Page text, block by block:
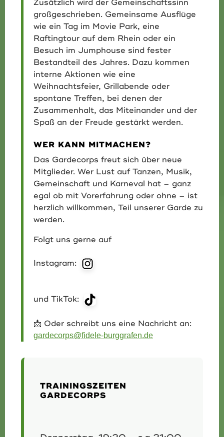
Zusätzlich wird der Gemeinschaftssinn
großgeschrieben. Gemeinsame Ausflüge
wie ein Tag im Movie Park, eine
Raftingtour auf dem Rhein oder ein
Besuch im Jumphouse sind fester
Bestandteil des Jahres. Dazu kommen
interne Aktionen wie eine
Weihnachtsfeier, Grillabende oder
spontane Treffen, bei denen der
Zusammenhalt, das Miteinander und der
Spaß an der Freude gestärkt werden.
WER KANN MITMACHEN?
Das Gardecorps freut sich über neue
Mitglieder. Wer Lust auf Tanzen, Musik,
Gemeinschaft und Karneval hat – ganz
egal ob mit Vorerfahrung oder ohne – ist
herzlich willkommen, Teil unserer Garde zu
werden.
Folgt uns gerne auf
Instagram:
und TikTok:
📩 Oder schreibt uns eine Nachricht an:
gardecorps@fidele-burggrafen.de
TRAININGSZEITEN
GARDECORPS